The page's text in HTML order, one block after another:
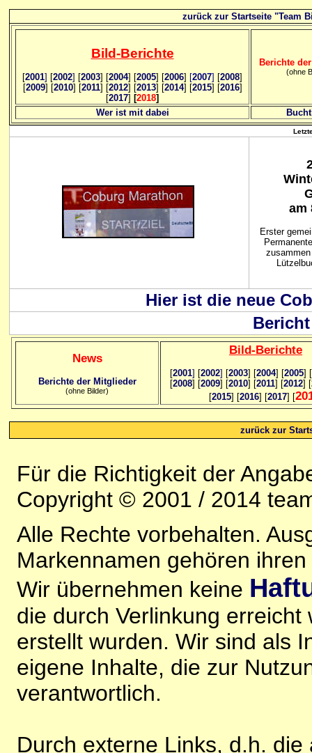
zurück zur Startseite "Team
Bild-Berichte
[2001] [2002] [2003] [2004] [2005] [2006] [2007] [2008]
[2009] [2010] [2011] [2012] [2013] [2014] [2015] [2016]
[2017] [2018]
Berichte
(ohne
Wer ist mit dabei
am
Erster
Hier ist die neue
News
Berichte der Mitglieder
(ohne Bilder)
Bild-Berichte
[2001] [2002] [2003] [2004] [2005] [
[2008] [2009] [2010] [2011] [2012] [
[2015] [2016] [2017] [
zurück zur
Für die Richtigkeit der
Copyright © 2001 / 2014
Alle Rechte vorbehalten.
Markennamen gehören
Wir übernehmen keine
die durch Verlinkung
erstellt wurden. Wir sind als
eigene Inhalte, die zur
verantwortlich.
Durch externe Links, d.h.